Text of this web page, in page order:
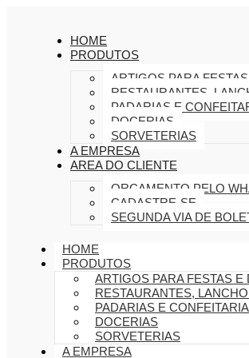
HOME
PRODUTOS
ARTIGOS PARA
RESTAURANTES,
PADARIAS E
DOCERIAS
SORVETERIAS
A EMPRESA
AREA DO CLIENTE
ORÇAMENTO PELO
CADASTRE-SE
SEGUNDA VIA DE
HOME
PRODUTOS
ARTIGOS PARA FESTAS E
RESTAURANTES,
PADARIAS E
DOCERIAS
SORVETERIAS
A EMPRESA